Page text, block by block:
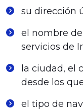
su dirección
el nombre
servicios de
la ciudad, el
desde los
el tipo de